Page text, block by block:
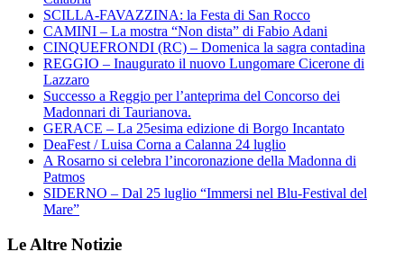
SCILLA-FAVAZZINA: la Festa di San Rocco
CAMINI – La mostra “Non dista” di Fabio Adani
CINQUEFRONDI (RC) – Domenica la sagra contadina
REGGIO – Inaugurato il nuovo Lungomare Cicerone di
Lazzaro
Successo a Reggio per l’anteprima del Concorso dei
Madonnari di Taurianova.
GERACE – La 25esima edizione di Borgo Incantato
DeaFest / Luisa Corna a Calanna 24 luglio
A Rosarno si celebra l’incoronazione della Madonna di
Patmos
SIDERNO – Dal 25 luglio “Immersi nel Blu-Festival del
Mare”
Le Altre Notizie